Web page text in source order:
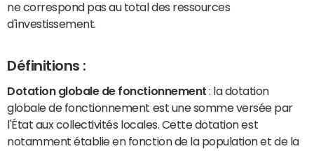
ne correspond pas au total des ressources
d'investissement.
Définitions :
Dotation globale de fonctionnement : la dotation
globale de fonctionnement est une somme versée par
l'État aux collectivités locales. Cette dotation est
notamment établie en fonction de la population et de la